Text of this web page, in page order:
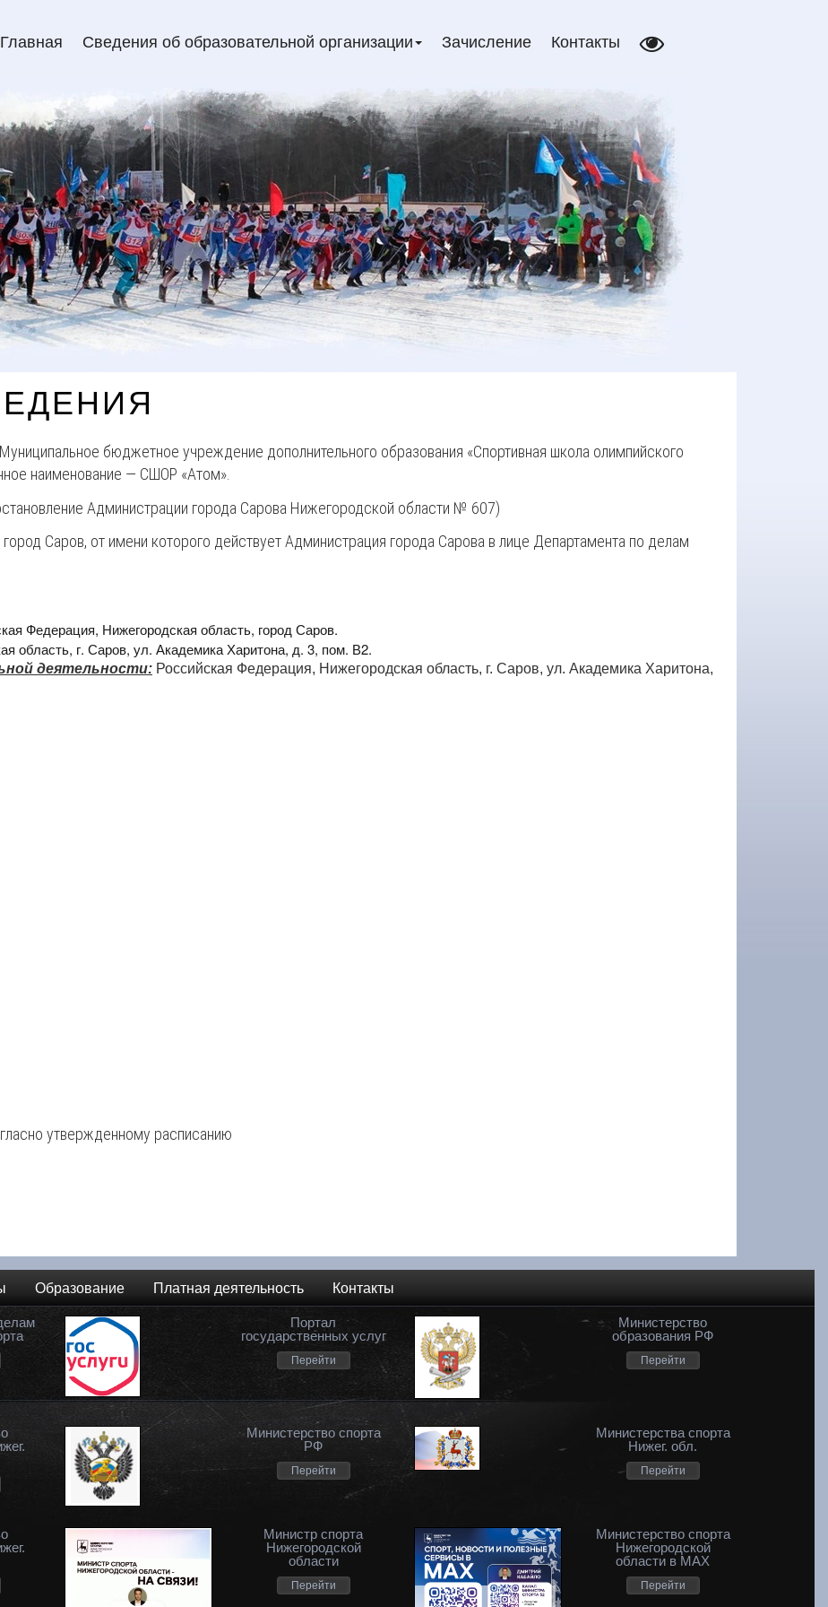
Главная Сведения об образовательной организации Зачисление Контакты
Муниципальное бюджетное учреждение дополнительного образования «Спортивная школа олимпийского
наименование — СШОР «Атом».
Администрации города Сарова Нижегородской области № 607)
Саров, от имени которого действует Администрация города Сарова в лице Департамента по делам
Федерация, Нижегородская область, город Саров.
область, г. Саров, ул. Академика Харитона, д. 3, пом. В2.
деятельности: Российская Федерация, Нижегородская область, г. Саров, ул. Академика Харитона,
утвержденному расписанию
Образование Платная деятельность Контакты
Портал
государственных услуг
Перейти
Министерство
образования РФ
Перейти
Министерство спорта
РФ
Перейти
Министерства спорта
Нижег. обл.
Перейти
Министр спорта
Нижегородской
области
Перейти
Министерство спорта
Нижегородской
области в MAX
Перейти